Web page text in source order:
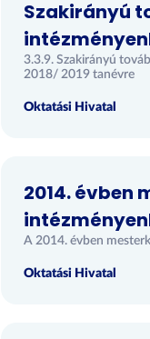
Szakirányú
3.3.9. Szakirányú
2018/ 2019 tanévre
Oktatási Hivatal
2014. évben
A 2014. évben
Oktatási Hivatal